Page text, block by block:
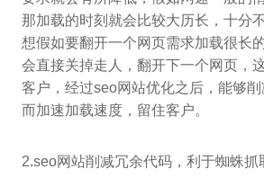
那加载的时刻就会比较大历长，十分
想假如要翻开一个网页需求加载很长
会直接关掉走人，翻开下一个网页，
客户，经过seo网站优化之后，能够
而加速加载速度，留住客户。
2.seo网站削减冗余代码，利于蜘蛛抓